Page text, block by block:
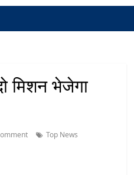
मिशन भेजेगा
Top News